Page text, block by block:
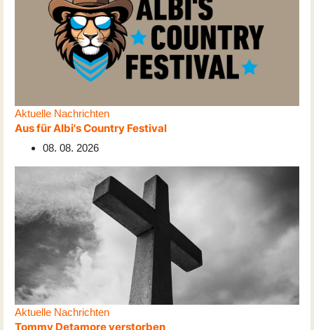
Aktuelle Nachrichten
Aus für Albi's Country Festival
08. 08. 2026
Aktuelle Nachrichten
Tommy Detamore verstorben